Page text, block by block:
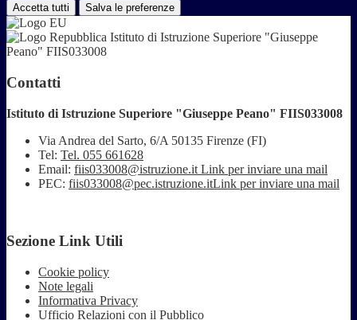
Accetta tutti Salva le preferenze
Istituto di Istruzione Superiore "Giuseppe
Peano" FIIS033008
Contatti
Istituto di Istruzione Superiore "Giuseppe Peano" FIIS033008
Via Andrea del Sarto, 6/A 50135 Firenze (FI)
Tel: Tel. 055 661628
Email: fiis033008@istruzione.it Link per inviare una mail
PEC: fiis033008@pec.istruzione.itLink per inviare una mail
Sezione Link Utili
Cookie policy
Note legali
Informativa Privacy
Ufficio Relazioni con il Pubblico